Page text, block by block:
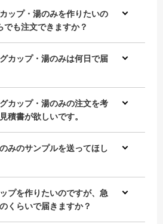
ップ・湯のみを作りたいの
でも注文できますか？
カップ・湯のみは何日で届
カップ・湯のみの注文を考
積書が欲しいです。
みのサンプルを送ってほし
プを作りたいのですが、急
くらいで届きますか？